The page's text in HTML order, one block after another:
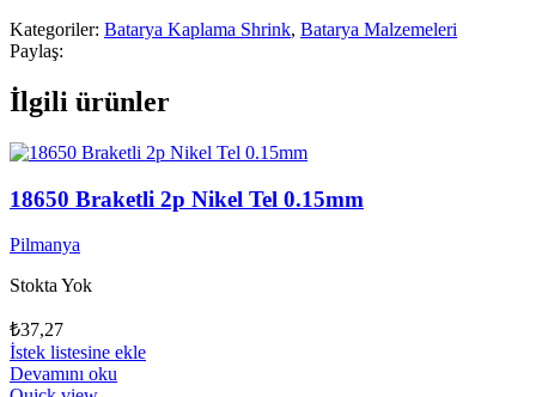
Kategoriler: Batarya Kaplama Shrink, Batarya Malzemeleri
Paylaş:
İlgili ürünler
18650 Braketli 2p Nikel Tel 0.15mm
Pilmanya
Stokta Yok
₺37,27
İstek listesine ekle
Devamını oku